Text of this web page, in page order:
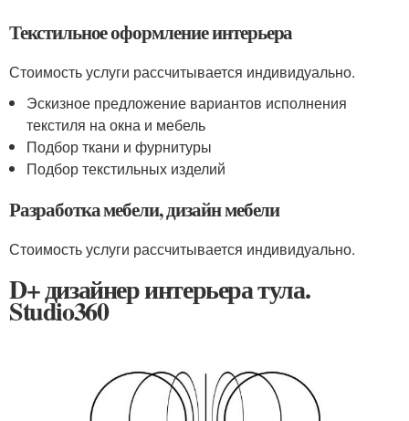
Текстильное оформление интерьера
Стоимость услуги рассчитывается индивидуально.
Эскизное предложение вариантов исполнения
текстиля на окна и мебель
Подбор ткани и фурнитуры
Подбор текстильных изделий
Разработка мебели, дизайн мебели
Стоимость услуги рассчитывается индивидуально.
D+ дизайнер интерьера тула.
Studio360